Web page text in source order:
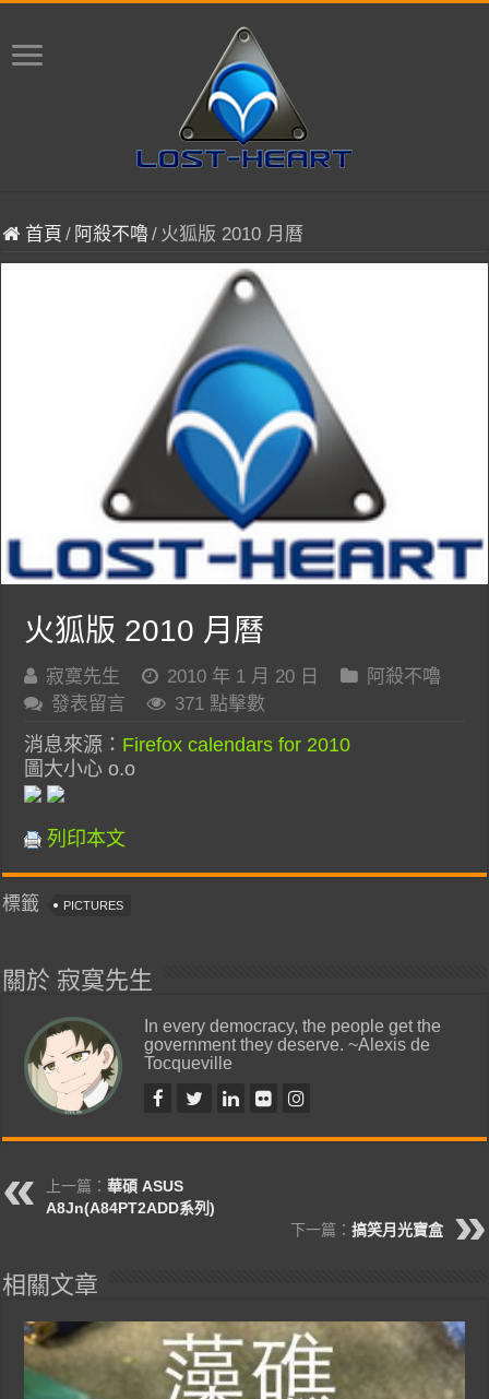
首頁 / 阿殺不嚕/ 火狐版 2010 月曆
火狐版 2010 月曆
寂寞先生 2010 年 1 月 20 日
阿殺不嚕
發表留言
371 點擊數
消息來源： Firefox calendars for 2010
圖大小心 o.o
列印本文
標籤 PICTURES
關於 寂寞先生
In every democracy, the people get the
government they deserve. ~Alexis de
Tocqueville
上一篇：華碩 ASUS
A8Jn(A84PT2ADD系列)
下一篇： 搞笑月光寶盒
相關文章